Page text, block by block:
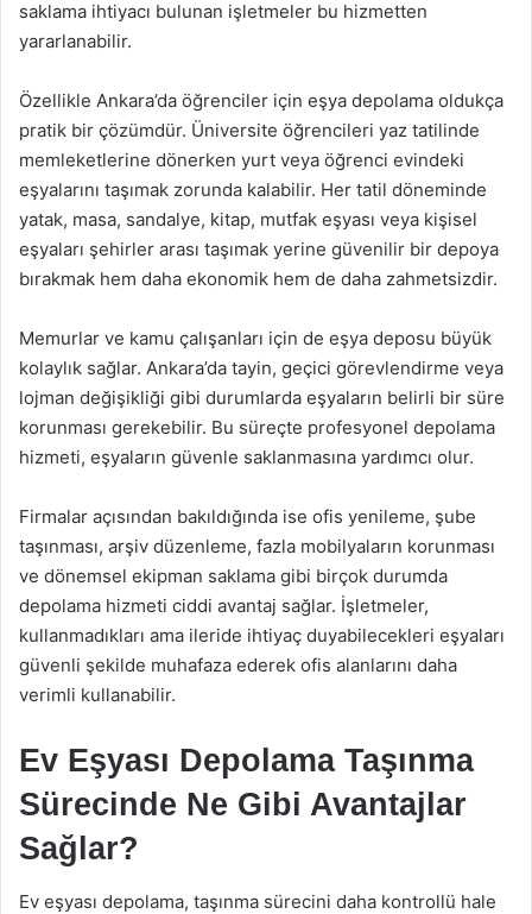
saklama ihtiyacı bulunan işletmeler bu hizmetten
yararlanabilir.
Özellikle Ankara’da öğrenciler için eşya depolama oldukça
pratik bir çözümdür. Üniversite öğrencileri yaz tatilinde
memleketlerine dönerken yurt veya öğrenci evindeki
eşyalarını taşımak zorunda kalabilir. Her tatil döneminde
yatak, masa, sandalye, kitap, mutfak eşyası veya kişisel
eşyaları şehirler arası taşımak yerine güvenilir bir depoya
bırakmak hem daha ekonomik hem de daha zahmetsizdir.
Memurlar ve kamu çalışanları için de eşya deposu büyük
kolaylık sağlar. Ankara’da tayin, geçici görevlendirme veya
lojman değişikliği gibi durumlarda eşyaların belirli bir süre
korunması gerekebilir. Bu süreçte profesyonel depolama
hizmeti, eşyaların güvenle saklanmasına yardımcı olur.
Firmalar açısından bakıldığında ise ofis yenileme, şube
taşınması, arşiv düzenleme, fazla mobilyaların korunması
ve dönemsel ekipman saklama gibi birçok durumda
depolama hizmeti ciddi avantaj sağlar. İşletmeler,
kullanmadıkları ama ileride ihtiyaç duyabilecekleri eşyaları
güvenli şekilde muhafaza ederek ofis alanlarını daha
verimli kullanabilir.
Ev Eşyası Depolama Taşınma
Sürecinde Ne Gibi Avantajlar
Sağlar?
Ev eşyası depolama, taşınma sürecini daha kontrollü hale